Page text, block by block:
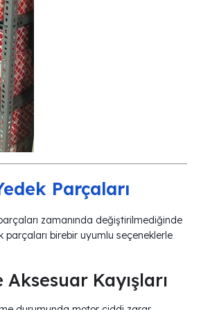
Parçaları
zamanında değiştirilmediğinde
birebir uyumlu seçeneklerle
Kayışları